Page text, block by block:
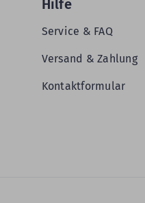
Hilfe
Service & FAQ
Versand & Zahlung
Kontaktformular